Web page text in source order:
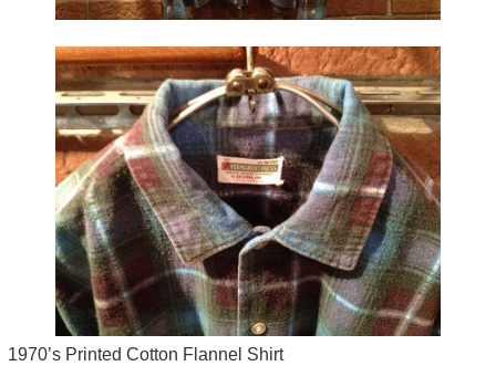
1970’s Printed Cotton Flannel Shirt